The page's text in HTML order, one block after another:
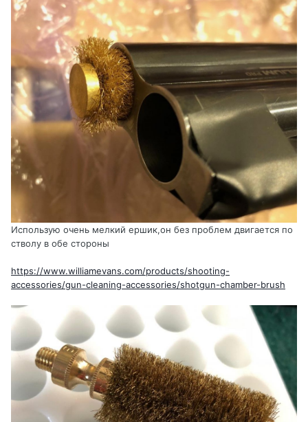
Использую очень мелкий ершик,он без проблем двигается по
стволу в обе стороны
https://www.williamevans.com/products/shooting-
accessories/gun-cleaning-accessories/shotgun-chamber-brush